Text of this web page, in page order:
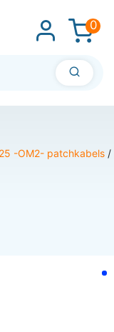
0
-OM2- patchkabels /